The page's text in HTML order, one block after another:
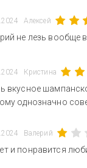
Алексей
не лезь вообще
Кристина
вкусное
однозначно
Валерий
и понравится